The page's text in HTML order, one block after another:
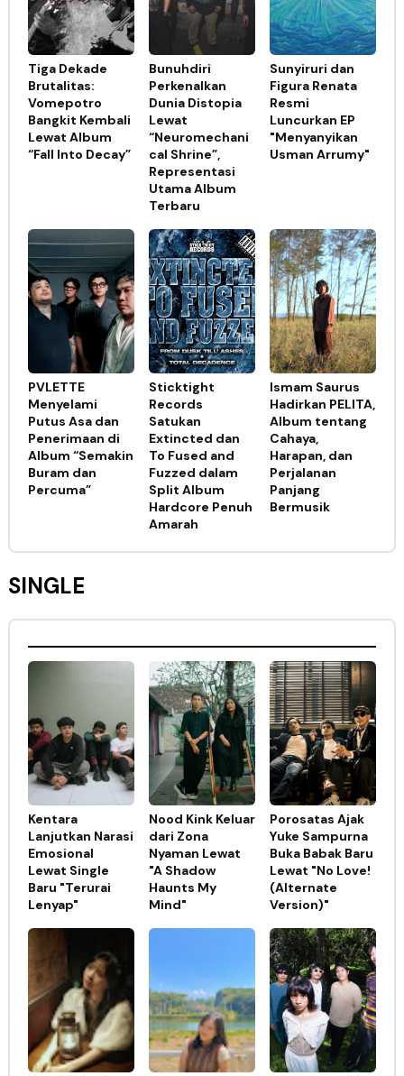
Tiga Dekade
Brutalitas:
Vomepotro
Bangkit Kembali
Lewat Album
“Fall Into Decay”
Bunuhdiri
Perkenalkan
Dunia Distopia
Lewat
“Neuromechani
cal Shrine”,
Representasi
Utama Album
Terbaru
Sunyiruri dan
Figura Renata
Resmi
Luncurkan EP
"Menyanyikan
Usman Arrumy"
PVLETTE
Menyelami
Putus Asa dan
Penerimaan di
Album “Semakin
Buram dan
Percuma”
Sticktight
Records
Satukan
Extincted dan
To Fused and
Fuzzed dalam
Split Album
Hardcore Penuh
Amarah
Ismam Saurus
Hadirkan PELITA,
Album tentang
Cahaya,
Harapan, dan
Perjalanan
Panjang
Bermusik
SINGLE
Kentara
Lanjutkan Narasi
Emosional
Lewat Single
Baru "Terurai
Lenyap"
Nood Kink Keluar
dari Zona
Nyaman Lewat
"A Shadow
Haunts My
Mind"
Porosatas Ajak
Yuke Sampurna
Buka Babak Baru
Lewat "No Love!
(Alternate
Version)"